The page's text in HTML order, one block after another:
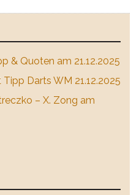
& Quoten am 21.12.2025
Darts WM 21.12.2025
– X. Zong am